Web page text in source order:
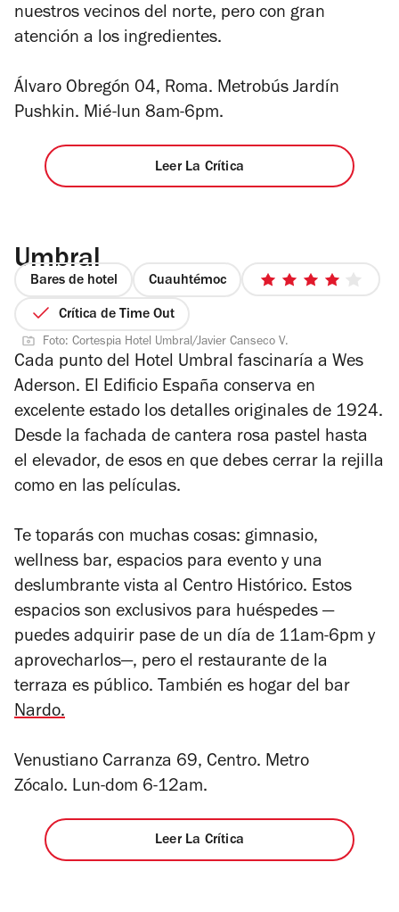
nuestros vecinos del norte, pero con gran
atención a los ingredientes.
Álvaro Obregón 04, Roma. Metrobús Jardín
Pushkin. Mié-lun 8am-6pm.
Leer La Crítica
Umbral
Bares de hotel Cuauhtémoc
4
estrellas
Crítica de Time Out
Foto: Cortespia Hotel Umbral/Javier Canseco V.
Cada punto del Hotel Umbral fascinaría a Wes
Aderson. El Edificio España conserva en
excelente estado los detalles originales de 1924.
Desde la fachada de cantera rosa pastel hasta
el elevador, de esos en que debes cerrar la rejilla
como en las películas.
Te toparás con muchas cosas: gimnasio,
wellness bar, espacios para evento y una
deslumbrante vista al Centro Histórico. Estos
espacios son exclusivos para huéspedes —
puedes adquirir pase de un día de 11am-6pm y
aprovecharlos—, pero el restaurante de la
terraza es público. También es hogar del bar
Nardo.
Venustiano Carranza 69, Centro. Metro
Zócalo. Lun-dom 6-12am.
Leer La Crítica